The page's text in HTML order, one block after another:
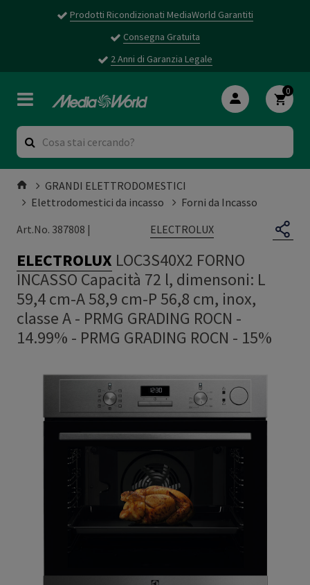
Prodotti Ricondizionati MediaWorld Garantiti
Consegna Gratuita
2 Anni di Garanzia Legale
0
GRANDI ELETTRODOMESTICI
Elettrodomestici da incasso
Forni da Incasso
Art.No. 387808 |
ELECTROLUX
ELECTROLUX LOC3S40X2 FORNO
INCASSO Capacità 72 l, dimensoni: L
59,4 cm-A 58,9 cm-P 56,8 cm, inox,
classe A - PRMG GRADING ROCN -
14.99% - PRMG GRADING ROCN - 15%